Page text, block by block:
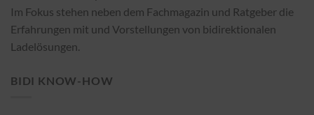
Im Fokus stehen neben dem Fachmagazin und Ratgeber die
Erfahrungen mit und Vorstellungen von bidirektionalen
Ladelösungen.
BIDI KNOW-HOW